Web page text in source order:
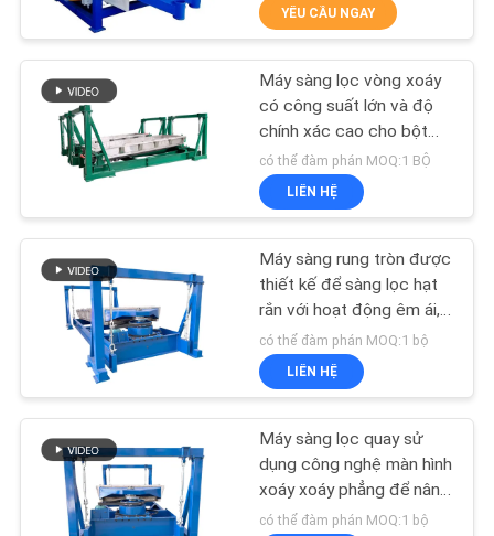
MÁY
KIỂM
SOÁT
CHẤT
LƯỢNG
CHÚNG
TÔI
Tumbler
máy dỡ túi số lượng
lớn
179
Hệ thống băng tải
chân không
131
YÊU CẦU NGAY
Máy sàng lọc vòng xoáy
có công suất lớn và độ
chính xác cao cho bột
mịn và vật liệu mỏng
có thể đàm phán MOQ:1 BỘ
LIÊN HỆ
Máy sàng rung tròn được
thiết kế để sàng lọc hạt
rắn với hoạt động êm ái,
ít tiếng ồn và bảo trì dễ
dàng
có thể đàm phán MOQ:1 bộ
LIÊN HỆ
Máy sàng lọc quay sử
dụng công nghệ màn hình
xoáy xoáy phẳng để nâng
cao phân lớp và tách vật
có thể đàm phán MOQ:1 bộ